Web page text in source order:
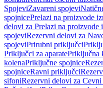
SpojeviZavareni spojevi
spojnicePrelazi na proizvode
delovi za Prelazi na proizvode
spojeviRezervni delovi za
spojeviPrirubni priključci
Priključci za aparatePriključna
kolenaPriključne spojnice
spojniceRavni priključci
sifoniRezervni delovi za